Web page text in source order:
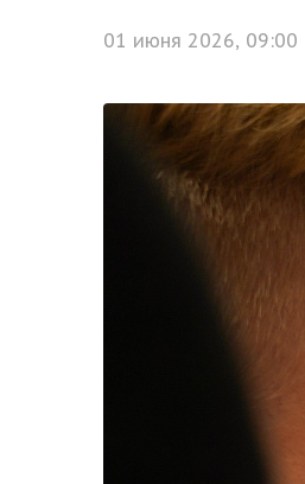
01 июня 2026, 09:00